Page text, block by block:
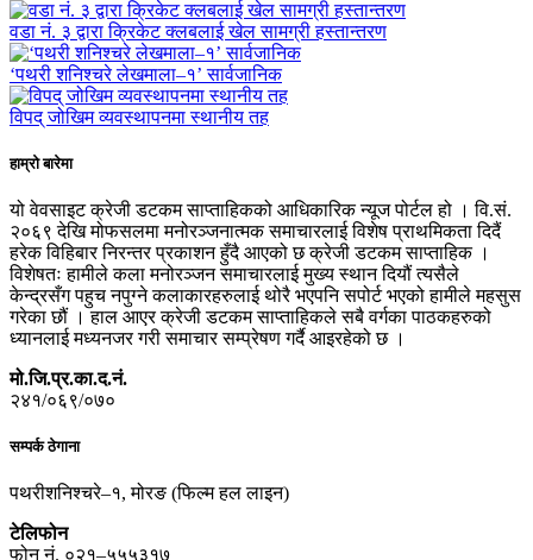
वडा नं. ३ द्वारा क्रिकेट क्लबलाई खेल सामग्री हस्तान्तरण
‘पथरी शनिश्चरे लेखमाला–१’ सार्वजानिक
विपद् जोखिम व्यवस्थापनमा स्थानीय तह
हाम्रो बारेमा
यो वेवसाइट क्रेजी डटकम साप्ताहिकको आधिकारिक न्यूज पोर्टल हो । वि.सं.
२०६९ देखि मोफसलमा मनोरञ्जनात्मक समाचारलाई विशेष प्राथमिकता दिदैं
हरेक विहिबार निरन्तर प्रकाशन हुँदै आएको छ क्रेजी डटकम साप्ताहिक ।
विशेषतः हामीले कला मनोरञ्जन समाचारलाई मुख्य स्थान दियौं त्यसैले
केन्द्रसँग पहुच नपुग्ने कलाकारहरुलाई थोरै भएपनि सपोर्ट भएको हामीले महसुस
गरेका छौं । हाल आएर क्रेजी डटकम साप्ताहिकले सबै वर्गका पाठकहरुको
ध्यानलाई मध्यनजर गरी समाचार सम्प्रेषण गर्दै आइरहेको छ ।
मो.जि.प्र.का.द.नं.
२४१/०६९/०७०
सम्पर्क ठेगाना
पथरीशनिश्चरे–१, मोरङ (फिल्म हल लाइन)
टेलिफोन
फोन नं. ०२१–५५५३१७